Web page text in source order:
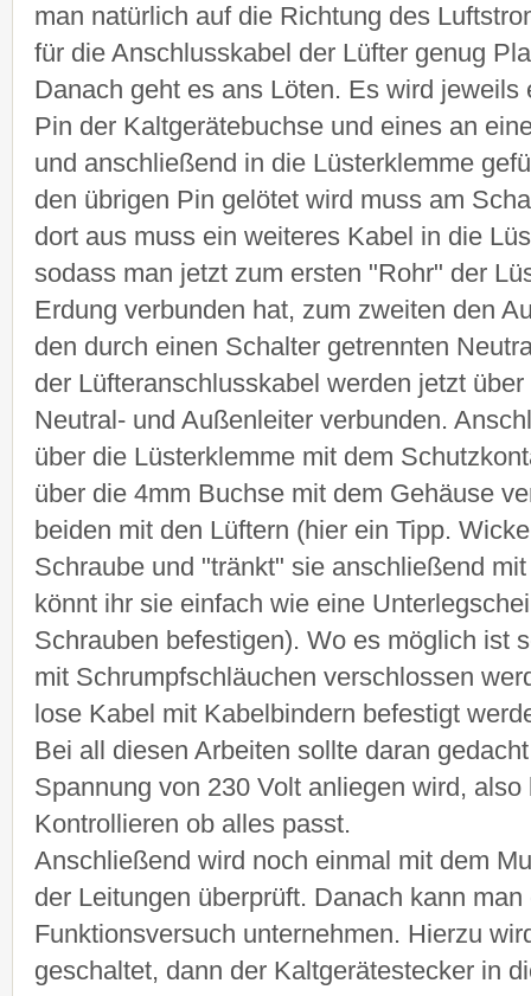
man natürlich auf die Richtung des
für die Anschlusskabel der Lüfter genug
Danach geht es ans Löten. Es wird
Pin der Kaltgerätebuchse und eines an
und anschließend in die Lüsterklemme
den übrigen Pin gelötet wird muss am
dort aus muss ein weiteres Kabel in die
sodass man jetzt zum ersten "Rohr" der
Erdung verbunden hat, zum zweiten den
den durch einen Schalter getrennten
der Lüfteranschlusskabel werden jetzt
Neutral- und Außenleiter verbunden.
über die Lüsterklemme mit dem
über die 4mm Buchse mit dem Gehäuse
beiden mit den Lüftern (hier ein Tipp.
Schraube und "tränkt" sie anschließend
könnt ihr sie einfach wie eine
Schrauben befestigen). Wo es möglich ist
mit Schrumpfschläuchen verschlossen
lose Kabel mit Kabelbindern befestigt
Bei all diesen Arbeiten sollte daran
Spannung von 230 Volt anliegen wird,
Kontrollieren ob alles passt.
Anschließend wird noch einmal mit dem
der Leitungen überprüft. Danach kann man
Funktionsversuch unternehmen. Hierzu
geschaltet, dann der Kaltgerätestecker in